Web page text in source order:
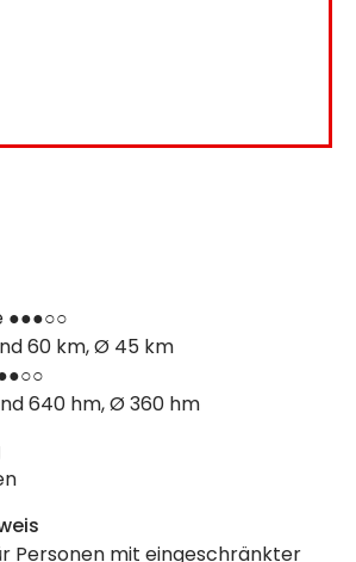
●●●○○
60 km, Ø 45 km
640 hm, Ø 360 hm
Personen mit eingeschränkter